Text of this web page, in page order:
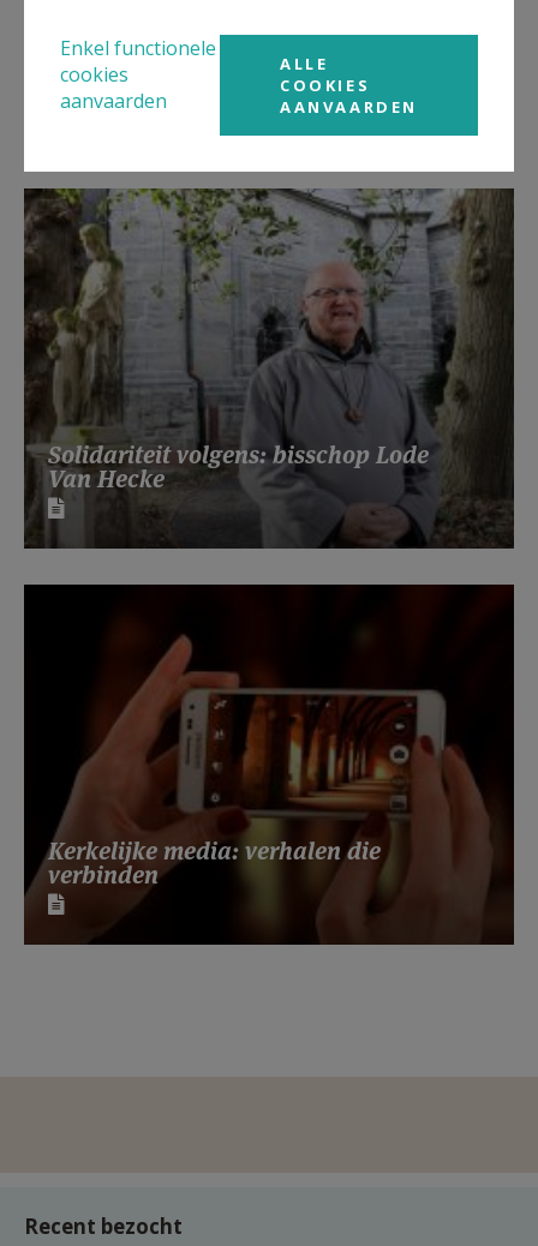
Meer dan 1 op 5 Vlamingen leest
Kerknet of Kerk & Leven
Solidariteit volgens: bisschop Lode
Van Hecke
Kerkelijke media: verhalen die
verbinden
Recent bezocht
Enkel functionele
cookies
aanvaarden
ALLE
COOKIES
AANVAARDEN